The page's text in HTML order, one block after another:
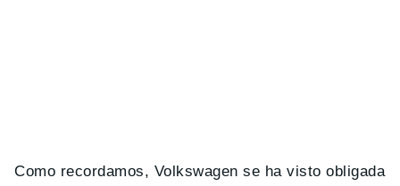
Como recordamos, Volkswagen se ha visto obligada